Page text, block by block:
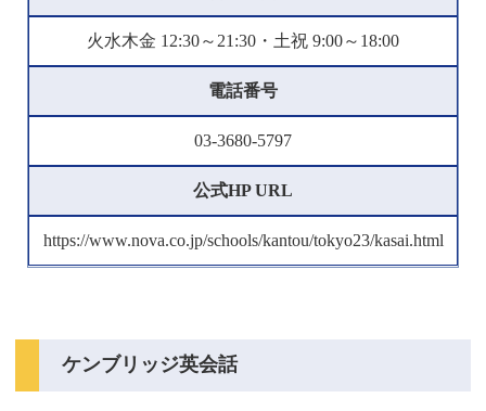
火水木金 12:30～21:30・土祝 9:00～18:00
電話番号
03-3680-5797
公式HP URL
https://www.nova.co.jp/schools/kantou/tokyo23/kasai.html
ケンブリッジ英会話